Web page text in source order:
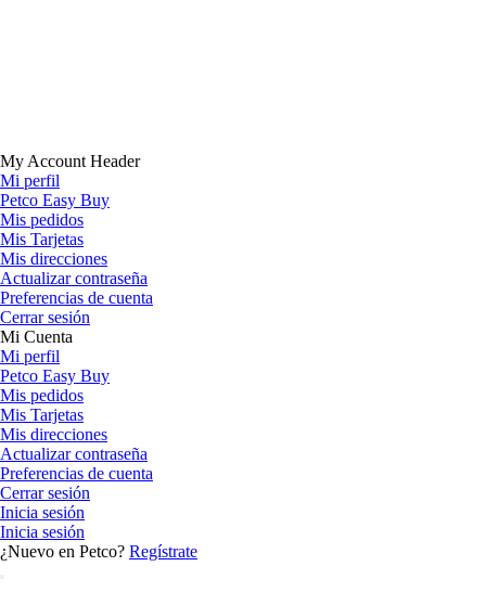
My Account Header
Mi perfil
Petco Easy Buy
Mis pedidos
Mis Tarjetas
Mis direcciones
Actualizar contraseña
Preferencias de cuenta
Cerrar sesión
Mi Cuenta
Mi perfil
Petco Easy Buy
Mis pedidos
Mis Tarjetas
Mis direcciones
Actualizar contraseña
Preferencias de cuenta
Cerrar sesión
Inicia sesión
Inicia sesión
¿Nuevo en Petco? Regístrate